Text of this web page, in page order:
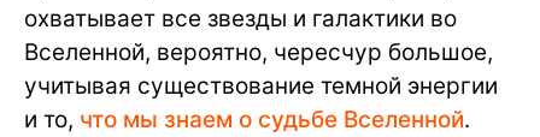
охватывает все звезды и галактики во
Вселенной, вероятно, чересчур большое,
учитывая существование темной энергии
и то, что мы знаем о судьбе Вселенной.